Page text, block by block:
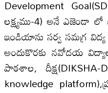
Development
లక్ష్యము-4) అనే ఎజెండా లో
ఇండియాను సర్వ సమగ్ర
అందుకొరకు నవోదయ
పాఠశాల,
knowledge